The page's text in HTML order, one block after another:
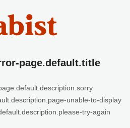
page.default.title
unable-to-display
try-again